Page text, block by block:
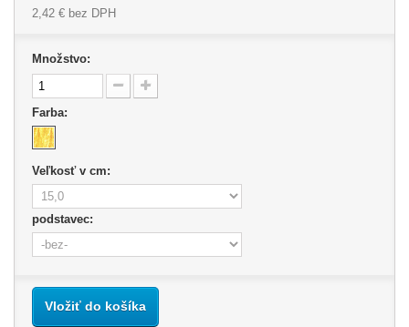
2,42 € bez DPH
Množstvo:
Farba:
Veľkosť v cm:
podstavec:
Vložiť do košíka